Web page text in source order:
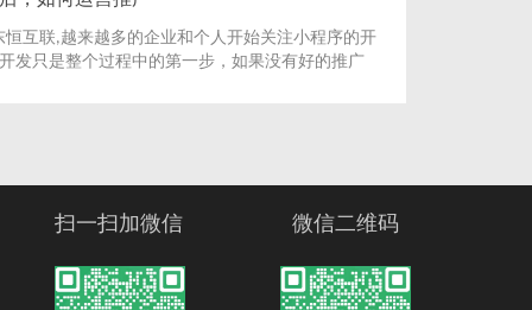
互联,越来越多的企业和个人开始关注小程序的开
发只是整个过程中的第一步，如果没有好的推广
扫一扫加微信 微信二维码